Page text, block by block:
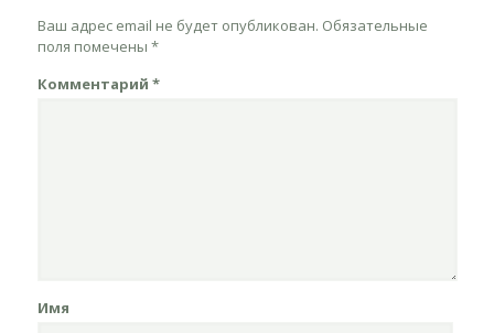
Ваш адрес email не будет опубликован. Обязательные
поля помечены *
Комментарий *
Имя